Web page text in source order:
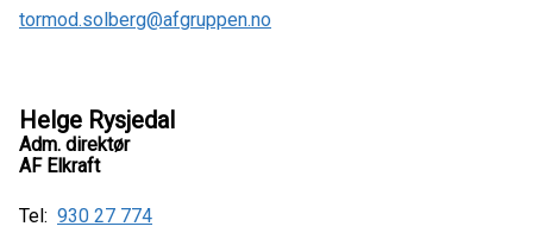
tormod.solberg@afgruppen.no
Helge Rysjedal
Adm. direktør
AF Elkraft
Tel: 930 27 774